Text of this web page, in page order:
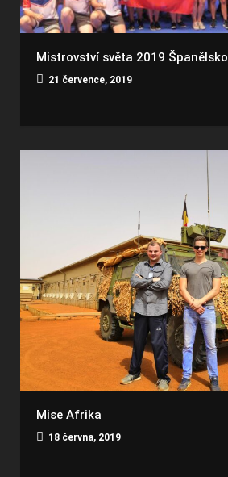
Mistrovství světa 2019 Španělsko
21 července, 2019
Mise Afrika
18 června, 2019